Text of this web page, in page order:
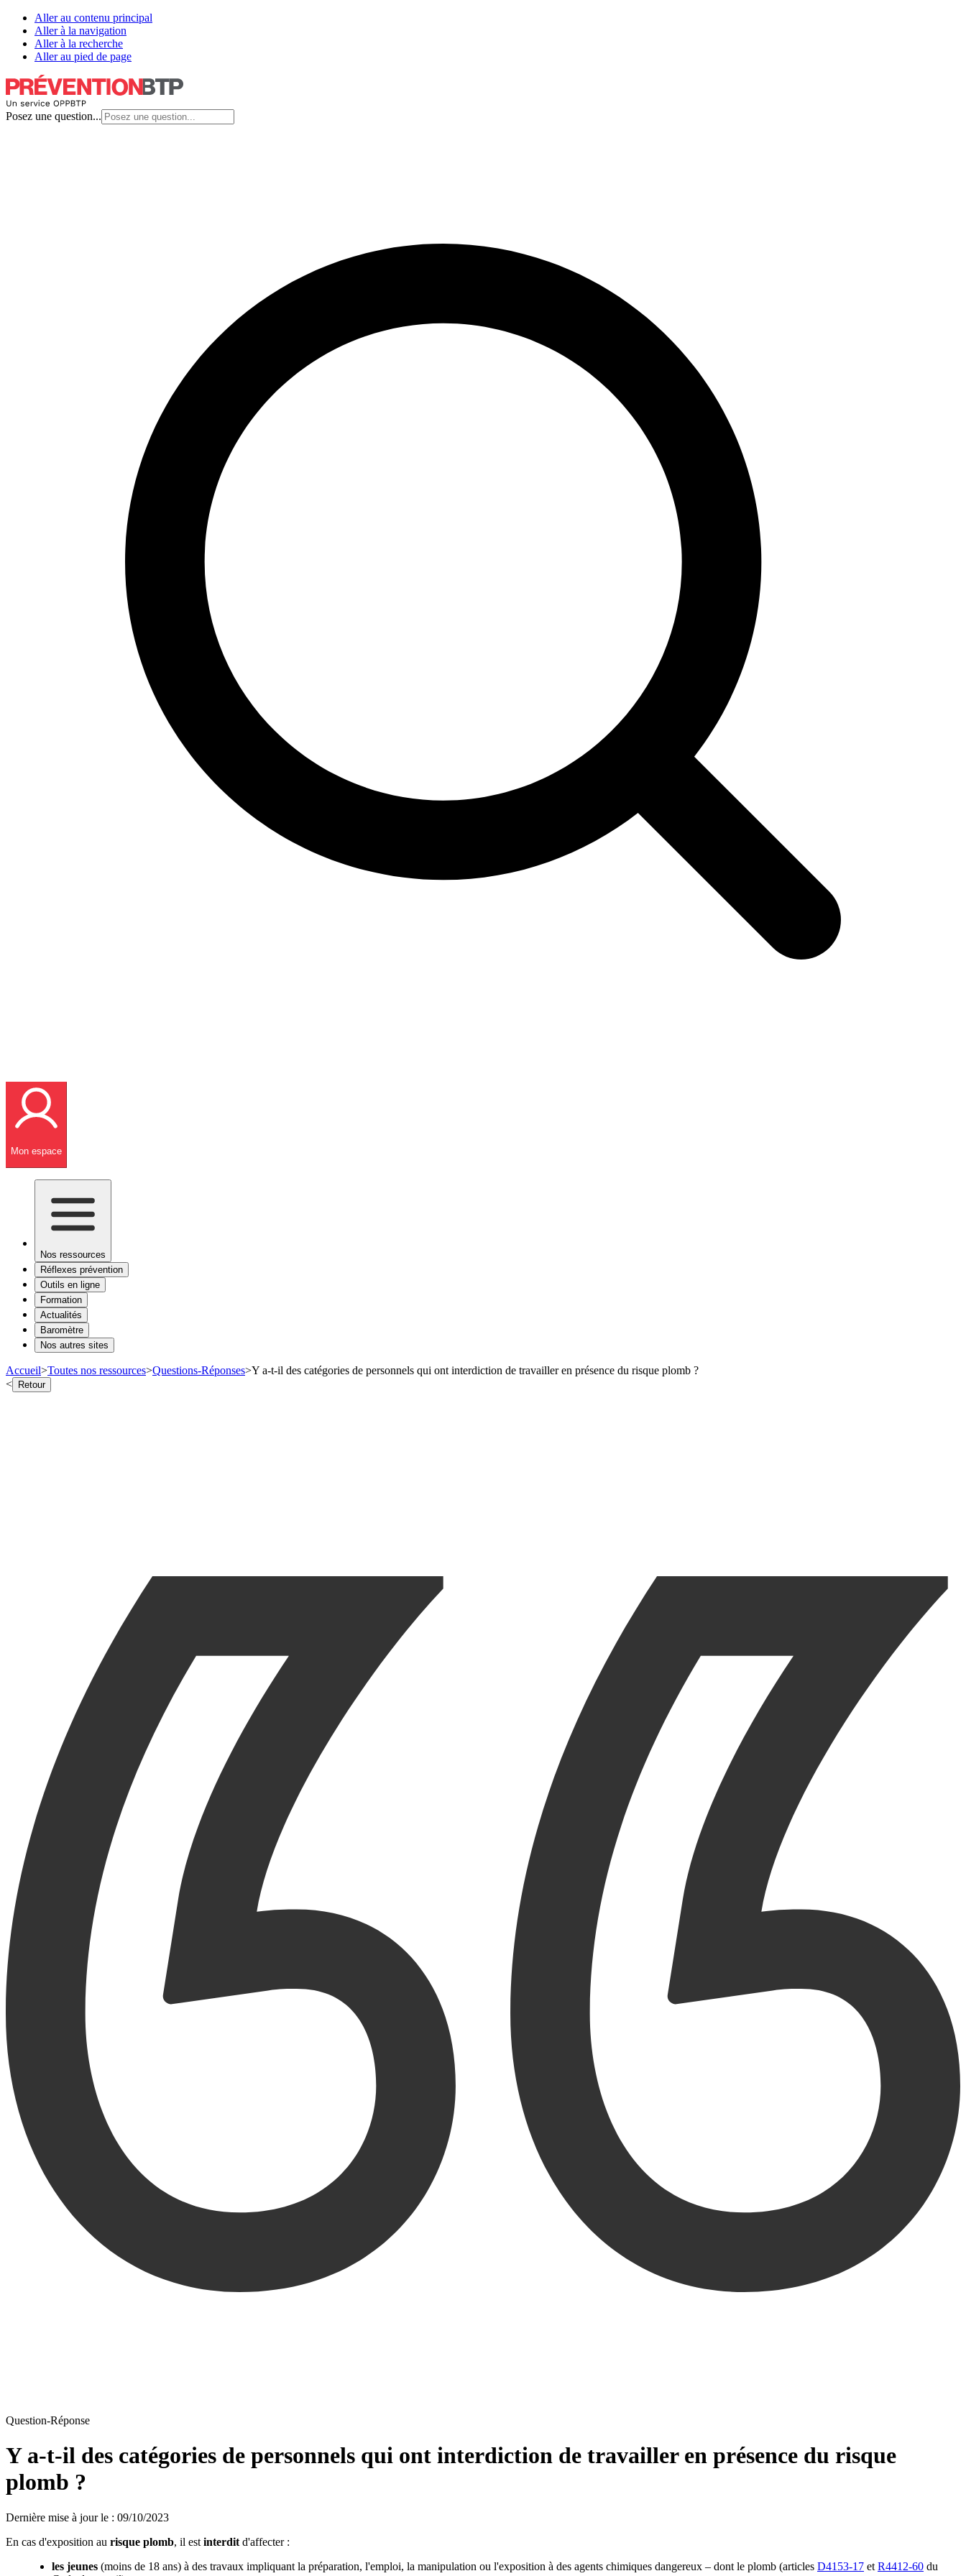
Aller au contenu principal
Aller à la navigation
Aller à la recherche
Aller au pied de page
Posez une question...
Mon espace
Nos ressources
Réflexes prévention
Outils en ligne
Formation
Actualités
Baromètre
Nos autres sites
Accueil>Toutes nos ressources>Questions-Réponses>Y a-t-il des catégories de personnels qui ont interdiction de travailler en présence du risque plomb ?
< Retour
Question-Réponse
Y a-t-il des catégories de personnels qui ont interdiction de travailler en présence du risque
plomb ?
Dernière mise à jour le : 09/10/2023
En cas d'exposition au risque plomb, il est interdit d'affecter :
les jeunes (moins de 18 ans) à des travaux impliquant la préparation, l'emploi, la manipulation ou l'exposition à des agents chimiques dangereux – dont le plomb (articles D4153-17 et R4412-60 du